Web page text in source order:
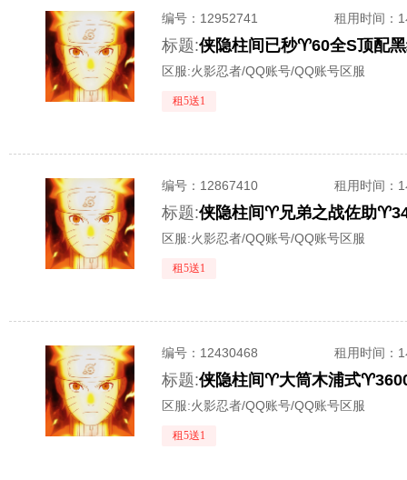
编号： 12952741 租用时间 ：
标题:
区服:火影忍者/QQ账号/QQ账号区服
租5送1
编号： 12867410 租用时间 ：
标题:侠隐柱间♈️兄弟之战佐助
区服:火影忍者/QQ账号/QQ账号区服
租5送1
编号： 12430468 租用时间 ：
标题:侠隐柱间♈大筒木浦式
区服:火影忍者/QQ账号/QQ账号区服
租5送1